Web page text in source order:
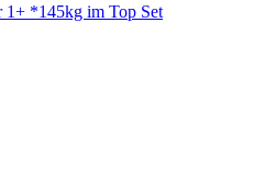
1+ *145kg im Top Set